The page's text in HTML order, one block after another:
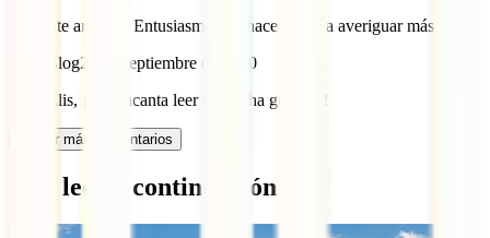
Exelente artículo. Entusiasma y te hace poner a averiguar más.
IATI Blog29 de septiembre de 2020
Hola Elis, ¡nos encanta leer que te ha gustado!
Cargar más comentarios
Qué leer a continuación